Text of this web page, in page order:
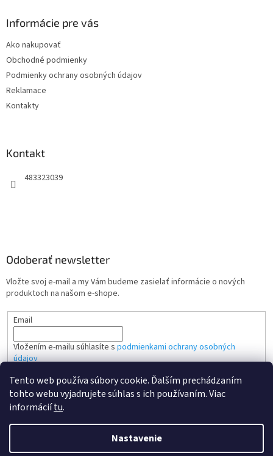
Tento web používa súbory cookie. Ďalším prechádzaním
tohto webu vyjadrujete súhlas s ich používaním. Viac
informáciítu.
Nastavenie
Informácie pre vás
Ako nakupovať
Obchodné podmienky
Podmienky ochrany osobných údajov
Reklamace
Kontakty
Kontakt
483323039
Odoberať newsletter
Vložte svoj e-mail a my Vám budeme zasielať informácie o nových
produktoch na našom e-shope.
Email
Vložením e-mailu súhlasíte s podmienkami ochrany osobných
údajov
PRIHLÁSIŤ SA
Vytvoril Shoptet